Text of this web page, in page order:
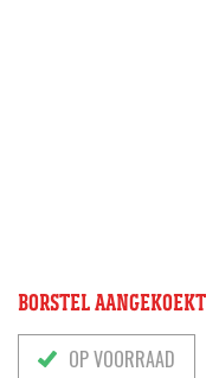
BORSTEL
OP VOORRAAD